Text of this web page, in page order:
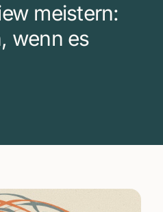
meistern:
wenn es